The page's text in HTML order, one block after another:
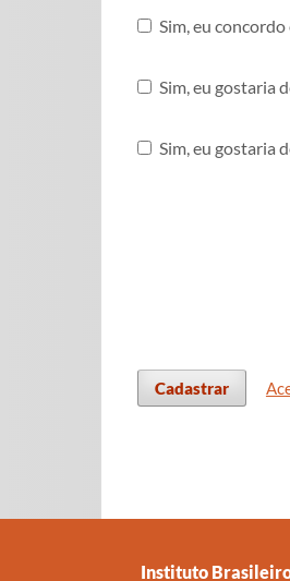
Sim, eu
Sim, eu gostaria
Sim, eu gostaria
Cadastrar
Instituto